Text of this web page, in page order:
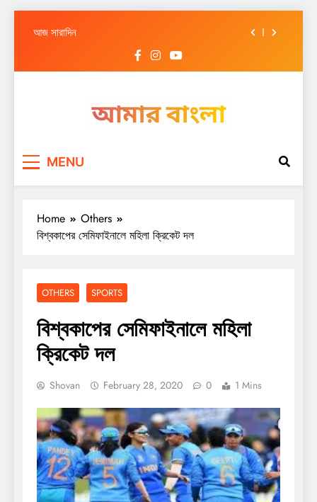
আজ সারাদিন
আজ সারাদিন
MENU
Home
Others
বিশ্বকাপের সেমিফাইনালে মহিলা ক্রিকেট দল
OTHERS SPORTS
বিশ্বকাপের সেমিফাইনালে মহিলা
ক্রিকেট দল
Shovan February 28, 2020 0 1 Mins